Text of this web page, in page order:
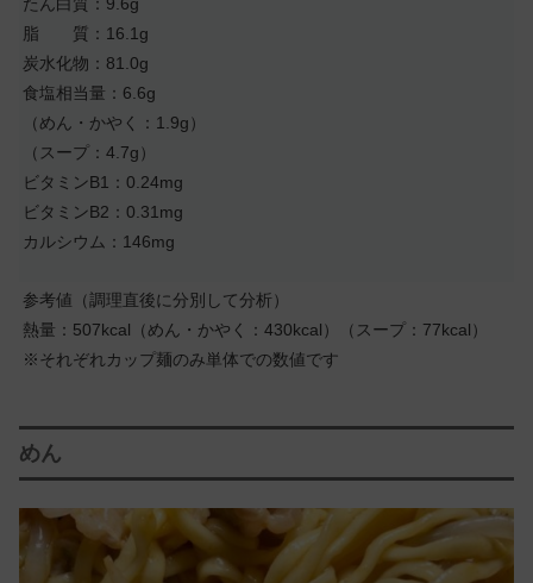
脂 質：16.1g
炭水化物：81.0g
食塩相当量：6.6g
（めん・かやく：1.9g）
（スープ：4.7g）
ビタミンB1：0.24mg
ビタミンB2：0.31mg
カルシウム：146mg
参考値（調理直後に分別して分析）
熱量：507kcal（めん・かやく：430kcal）（スープ：77kcal）
※それぞれカップ麺のみ単体での数値です
めん